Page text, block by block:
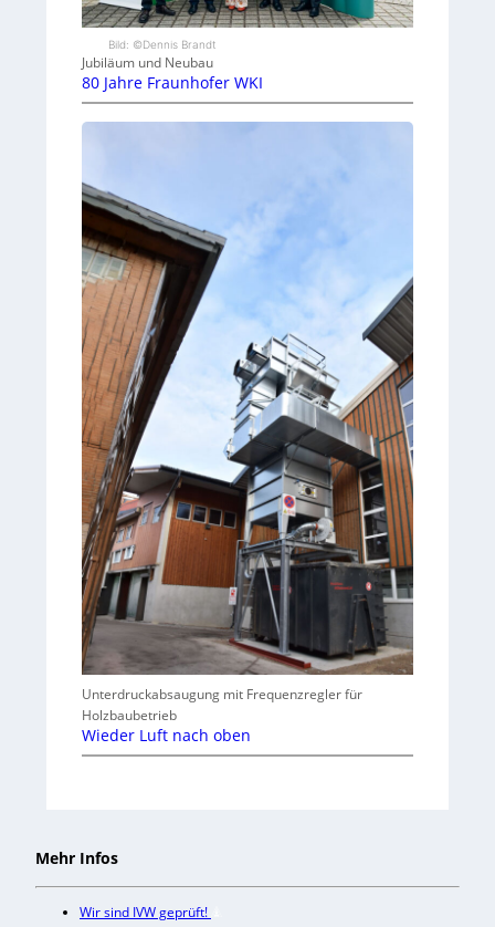
Bild: ©Dennis Brandt
Jubiläum und Neubau
80 Jahre Fraunhofer WKI
Unterdruckabsaugung mit Frequenzregler für
Holzbaubetrieb
Wieder Luft nach oben
Mehr Infos
Wir sind IVW geprüft!